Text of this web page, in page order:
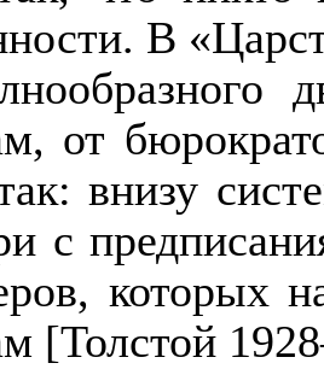
В
от
внизу
с
которых
[Толстой